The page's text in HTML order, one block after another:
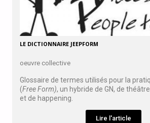
LE DICTIONNAIRE JEEPFORM
oeuvre collective
Glossaire de termes utilisés pour la
(Free Form), un hybride de GN, de
et de happening.
Lire l'article